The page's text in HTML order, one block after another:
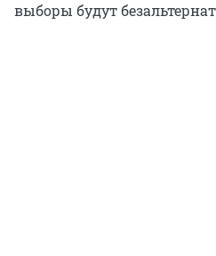
выборы будут